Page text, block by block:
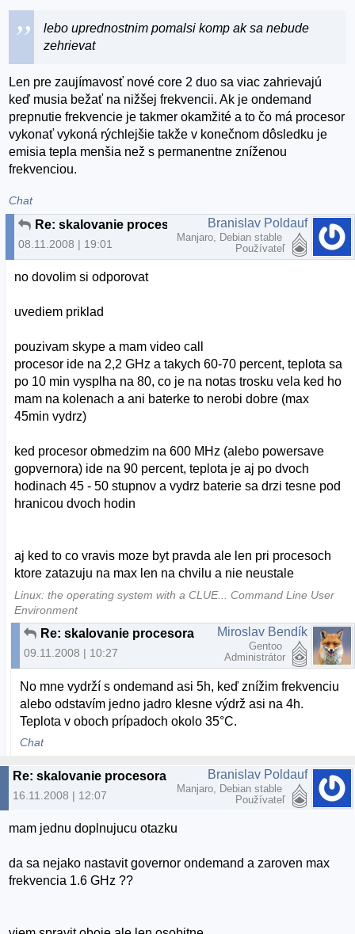
lebo uprednostnim pomalsi komp ak sa nebude
zehrievat
Len pre zaujímavosť nové core 2 duo sa viac zahrievajú
keď musia bežať na nižšej frekvencii. Ak je ondemand
prepnutie frekvencie je takmer okamžité a to čo má procesor
vykonať vykoná rýchlejšie takže v konečnom dôsledku je
emisia tepla menšia než s permanentne zníženou
frekvenciou.
Chat
Re: skalovanie procesora
08.11.2008 | 19:01
Branislav Poldauf
Manjaro, Debian stable
Používateľ
no dovolim si odporovat
uvediem priklad
pouzivam skype a mam video call
procesor ide na 2,2 GHz a takych 60-70 percent, teplota sa
po 10 min vysplha na 80, co je na notas trosku vela ked ho
mam na kolenach a ani baterke to nerobi dobre (max
45min vydrz)
ked procesor obmedzim na 600 MHz (alebo powersave
gopvernora) ide na 90 percent, teplota je aj po dvoch
hodinach 45 - 50 stupnov a vydrz baterie sa drzi tesne pod
hranicou dvoch hodin
aj ked to co vravis moze byt pravda ale len pri procesoch
ktore zatazuju na max len na chvilu a nie neustale
Linux: the operating system with a CLUE... Command Line User
Environment
Re: skalovanie procesora
09.11.2008 | 10:27
Miroslav Bendík
Gentoo
Administrátor
No mne vydrží s ondemand asi 5h, keď znížim frekvenciu
alebo odstavím jedno jadro klesne výdrž asi na 4h.
Teplota v oboch prípadoch okolo 35°C.
Chat
Re: skalovanie procesora
16.11.2008 | 12:07
Branislav Poldauf
Manjaro, Debian stable
Používateľ
mam jednu doplnujucu otazku
da sa nejako nastavit governor ondemand a zaroven max
frekvencia 1.6 GHz ??